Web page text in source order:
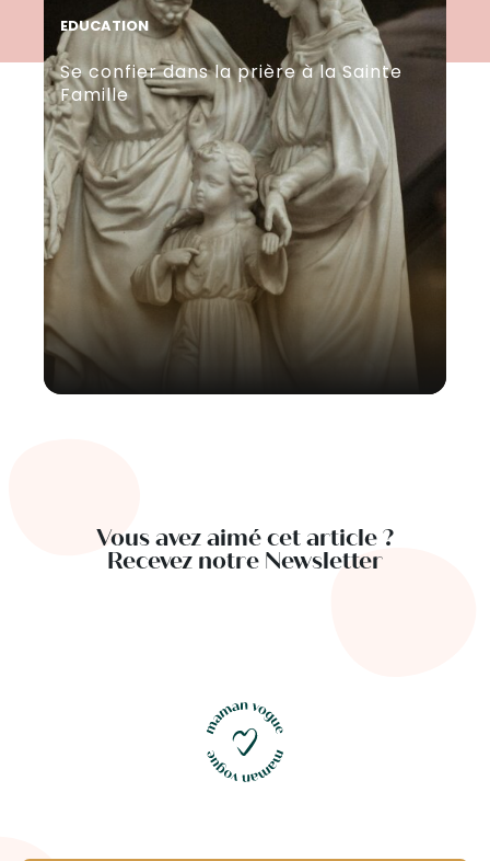
EDUCATION
Se confier dans la prière à la Sainte
Famille
Vous avez aimé cet article ?
Recevez notre Newsletter